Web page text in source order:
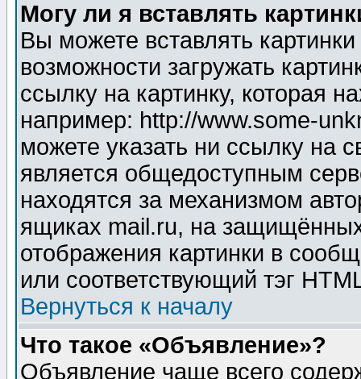
Могу ли я вставлять
Вы можете вставлять
возможности загружать
ссылку на картинку, которая
например: http://www.some-
можете указать ни ссылку на
является общедоступным
находятся за механизмом
ящиках mail.ru, на
отображения картинки в
или соответствующий тэг
Вернуться к началу
Что такое «Объявление»?
Объявление чаще всего